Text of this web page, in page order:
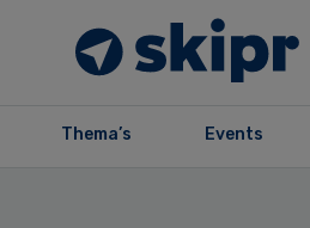
Thema’s Events